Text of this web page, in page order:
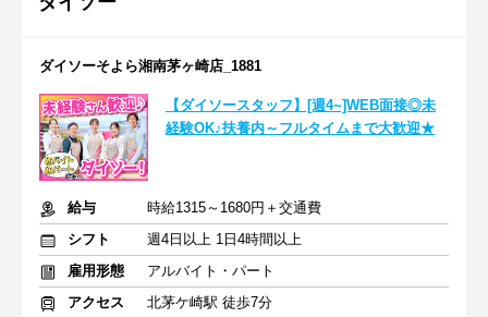
ダイソーそよら湘南茅ヶ崎店_1881
【ダイソースタッフ】[週4~]WEB面接◎未
経験OK♪扶養内～フルタイムまで大歓迎★
給与
時給1315～1680円＋交通費
シフト
週4日以上 1日4時間以上
雇用形態
アルバイト・パート
アクセス
北茅ケ崎駅 徒歩7分